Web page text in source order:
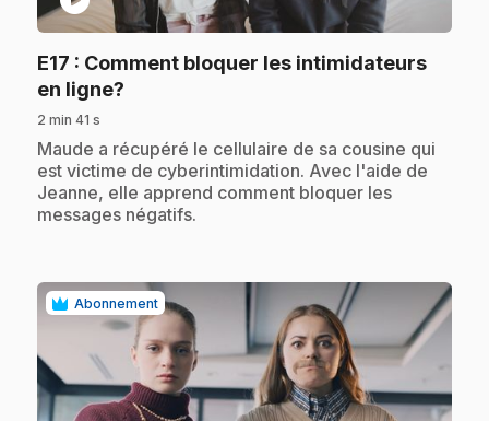
E17 : Comment bloquer les intimidateurs
en ligne?
2 min 41 s
.Maude a récupéré le cellulaire de sa cousine qui
est victime de cyberintimidation. Avec l'aide de
Jeanne, elle apprend comment bloquer les
messages négatifs.
Abonnement